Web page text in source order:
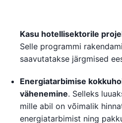
Kasu hotellisektorile
Selle programmi
saavutatakse järgmised
Energiatarbimise
vähenemine. Selleks
mille abil on võimalik
energiatarbimist ning